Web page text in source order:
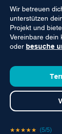
Wir betreuen
unterstützen
Projekt und
Vereinbare dein
oder besuche
★★★★★ (5/5)